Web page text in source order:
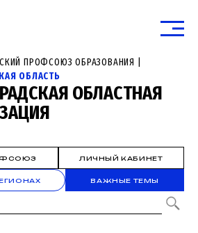
ПРОФСОЮЗ ОБРАЗОВАНИЯ |
ОБЛАСТЬ
ОБЛАСТНАЯ
ЛИЧНЫЙ КАБИНЕТ
ВАЖНЫЕ ТЕМЫ